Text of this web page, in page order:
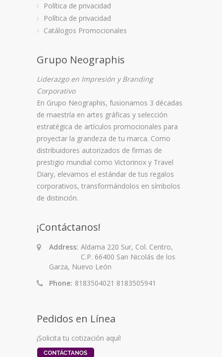
CAJAS – EMPAQUES
Cajas y Empaques, FAVORITO
Política de privacidad
Política de privacidad
Catálogos Promocionales
Grupo Neographis
Liderazgo en Impresión y Branding
Corporativo
En Grupo Neographis, fusionamos 3 décadas
de maestría en artes gráficas y selección
estratégica de artículos promocionales para
proyectar la grandeza de tu marca. Como
distribuidores autorizados de firmas de
prestigio mundial como Victorinox y Travel
Diary, elevamos el estándar de tus regalos
corporativos, transformándolos en símbolos
de distinción.
¡Contáctanos!
Address: Aldama 220 Sur, Col. Centro,
C.P. 66400 San Nicolás de los
Garza, Nuevo León
Phone: 8183504021 8183505941
Pedidos en Línea
¡Solicita tu cotización aquí!